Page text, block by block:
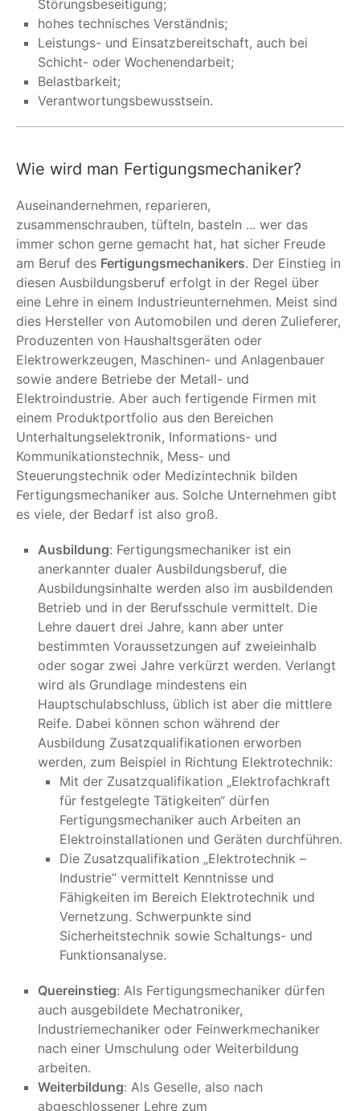
Störungsbeseitigung;
hohes technisches Verständnis;
Leistungs- und Einsatzbereitschaft, auch bei
Schicht- oder Wochenendarbeit;
Belastbarkeit;
Verantwortungsbewusstsein.
Wie wird man Fertigungsmechaniker?
Auseinandernehmen, reparieren,
zusammenschrauben, tüfteln, basteln ... wer das
immer schon gerne gemacht hat, hat sicher Freude
am Beruf des Fertigungsmechanikers. Der Einstieg in
diesen Ausbildungsberuf erfolgt in der Regel über
eine Lehre in einem Industrieunternehmen. Meist sind
dies Hersteller von Automobilen und deren Zulieferer,
Produzenten von Haushaltsgeräten oder
Elektrowerkzeugen, Maschinen- und Anlagenbauer
sowie andere Betriebe der Metall- und
Elektroindustrie. Aber auch fertigende Firmen mit
einem Produktportfolio aus den Bereichen
Unterhaltungselektronik, Informations- und
Kommunikationstechnik, Mess- und
Steuerungstechnik oder Medizintechnik bilden
Fertigungsmechaniker aus. Solche Unternehmen gibt
es viele, der Bedarf ist also groß.
Ausbildung: Fertigungsmechaniker ist ein
anerkannter dualer Ausbildungsberuf, die
Ausbildungsinhalte werden also im ausbildenden
Betrieb und in der Berufsschule vermittelt. Die
Lehre dauert drei Jahre, kann aber unter
bestimmten Voraussetzungen auf zweieinhalb
oder sogar zwei Jahre verkürzt werden. Verlangt
wird als Grundlage mindestens ein
Hauptschulabschluss, üblich ist aber die mittlere
Reife. Dabei können schon während der
Ausbildung Zusatzqualifikationen erworben
werden, zum Beispiel in Richtung Elektrotechnik:
Mit der Zusatzqualifikation „Elektrofachkraft
für festgelegte Tätigkeiten“ dürfen
Fertigungsmechaniker auch Arbeiten an
Elektroinstallationen und Geräten durchführen.
Die Zusatzqualifikation „Elektrotechnik –
Industrie“ vermittelt Kenntnisse und
Fähigkeiten im Bereich Elektrotechnik und
Vernetzung. Schwerpunkte sind
Sicherheitstechnik sowie Schaltungs- und
Funktionsanalyse.
Quereinstieg: Als Fertigungsmechaniker dürfen
auch ausgebildete Mechatroniker,
Industriemechaniker oder Feinwerkmechaniker
nach einer Umschulung oder Weiterbildung
arbeiten.
Weiterbildung: Als Geselle, also nach
abgeschlossener Lehre zum